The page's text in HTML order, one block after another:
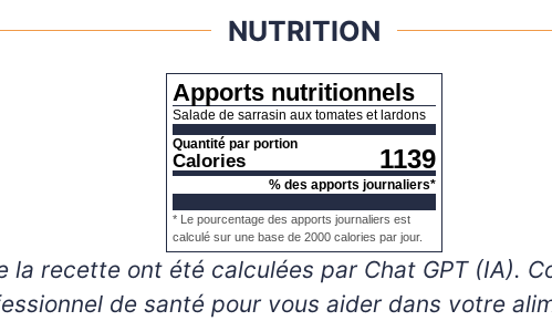
NUTRITION
Apports nutritionnels
Salade de sarrasin aux tomates et lardons
Quantité par portion
Calories 1139
% des apports journaliers*
* Le pourcentage des apports journaliers est
calculé sur une base de 2000 calories par jour.
de santé pour vous aider dans votre